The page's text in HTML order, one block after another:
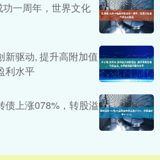
一周年，世界文化
新驱动, 提升高附加值
利水平
债上涨078%，转股溢